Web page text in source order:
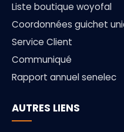
Liste boutique woyofal
Coordonnées guichet
Service Client
Communiqué
Rapport annuel senelec
AUTRES LIENS